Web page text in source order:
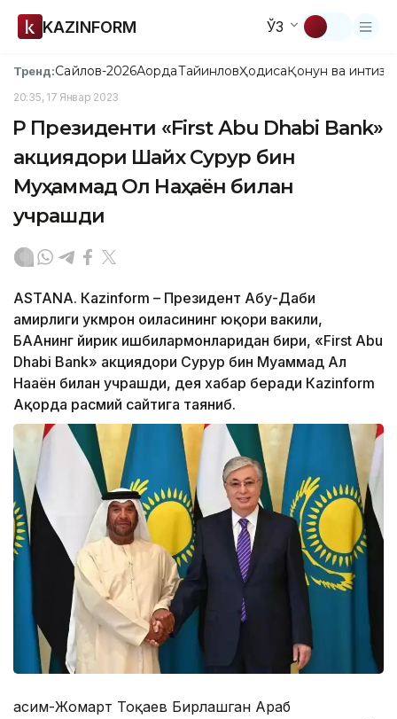
KAZINFORM ЎЗ
Тренд:Сайлов-2026АқордаТайинловҲодисаҚонун ва
20:35, 17 Январ 2023
ҚР Президенти «First Аbu Dhabi Bank»
акциядори Шайх Сурур бин
Муҳаммад Ол Наҳаён билан
учрашди
ASTANA. Кazinform – Президент Абу-Даби
амирлиги ҳукмрон оиласининг юқори вакили,
БААнинг йирик ишбилармонларидан бири, «First Аbu
Dhabi Bank» акциядори Сурур бин Муҳаммад Ал
Наҳаён билан учрашди, дея хабар беради Кazinform
Ақорда расмий сайтига таяниб.
Қасим-Жомарт Тоқаев Бирлашган Араб